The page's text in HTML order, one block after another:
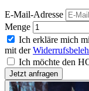
E-Mail-Adresse
Menge
Ich erkläre mich
mit der
Ich möchte den